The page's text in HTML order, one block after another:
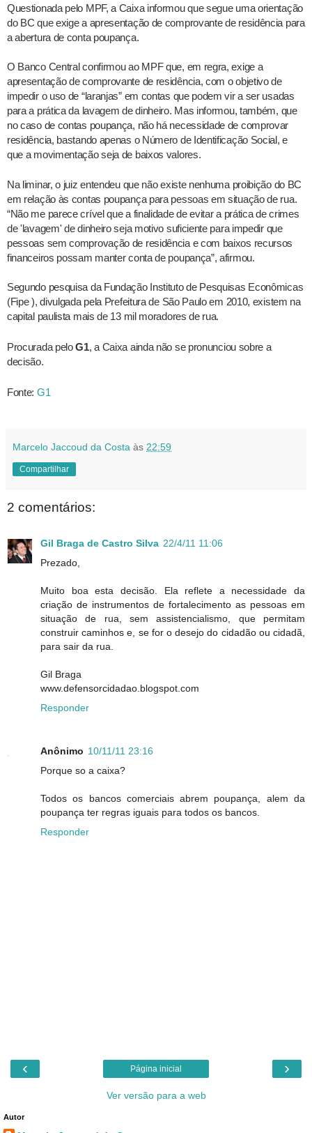
Questionada pelo MPF, a Caixa informou que segue uma orientação
do BC que exige a apresentação de comprovante de residência para
a abertura de conta poupança.
O Banco Central confirmou ao MPF que, em regra, exige a
apresentação de comprovante de residência, com o objetivo de
impedir o uso de “laranjas” em contas que podem vir a ser usadas
para a prática da lavagem de dinheiro. Mas informou, também, que
no caso de contas poupança, não há necessidade de comprovar
residência, bastando apenas o Número de Identificação Social, e
que a movimentação seja de baixos valores.
Na liminar, o juiz entendeu que não existe nenhuma proibição do BC
em relação às contas poupança para pessoas em situação de rua.
“Não me parece crível que a finalidade de evitar a prática de crimes
de 'lavagem' de dinheiro seja motivo suficiente para impedir que
pessoas sem comprovação de residência e com baixos recursos
financeiros possam manter conta de poupança”, afirmou.
Segundo pesquisa da Fundação Instituto de Pesquisas Econômicas
(Fipe ), divulgada pela Prefeitura de São Paulo em 2010, existem na
capital paulista mais de 13 mil moradores de rua.
Procurada peloG1, a Caixa ainda não se pronunciou sobre a
decisão.
Fonte: G1
Marcelo Jaccoud da Costa às 22:59
Compartilhar
2 comentários:
Gil Braga de Castro Silva 22/4/11 11:06
Prezado,
Muito boa esta decisão. Ela reflete a necessidade da
criação de instrumentos de fortalecimento as pessoas em
situação de rua, sem assistencialismo, que permitam
construir caminhos e, se for o desejo do cidadão ou cidadã,
para sair da rua.
Gil Braga
www.defensorcidadao.blogspot.com
Responder
Anônimo 10/11/11 23:16
Porque so a caixa?
Todos os bancos comerciais abrem poupança, alem da
poupança ter regras iguais para todos os bancos.
Responder
‹ ›
Página inicial
Ver versão para a web
Autor